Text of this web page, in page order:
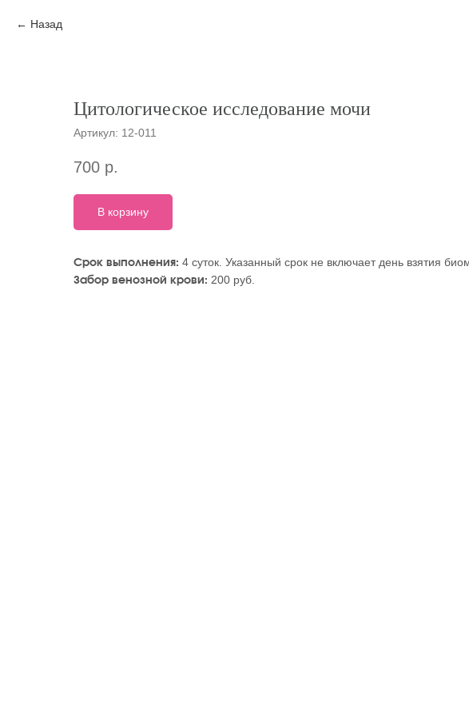
Назад
Цитологическое исследование мочи
Артикул: 12-011
700 р.
В корзину
Срок выполнения: 4 суток. Указанный срок не включает день взятия
Забор венозной крови: 200 руб.